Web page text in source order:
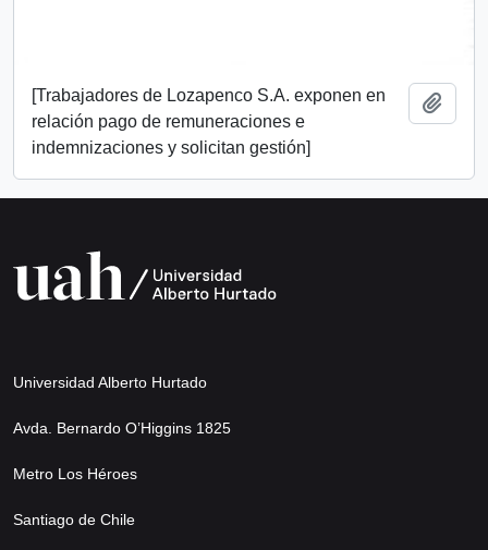
[Trabajadores de Lozapenco S.A. exponen en
relación pago de remuneraciones e
indemnizaciones y solicitan gestión]
Universidad Alberto Hurtado
Avda. Bernardo O’Higgins 1825
Metro Los Héroes
Santiago de Chile